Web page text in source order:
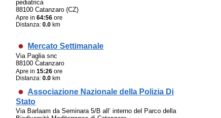
pediatrica
88100 Catanzaro (CZ)
Apre in64:56 ore
Distanza:0.0 km
Mercato Settimanale
Via Paglia snc
88100 Catanzaro
Apre in15:26 ore
Distanza:0.0 km
Associazione Nazionale della Polizia Di
Stato
Via Barlaam da Seminara 5/B all’ interno del Parco della